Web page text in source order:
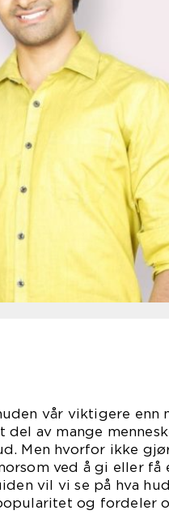
vår viktigere enn
av mange
Men hvorfor ikke
ved å gi eller få
vil vi se på hva
og fordeler